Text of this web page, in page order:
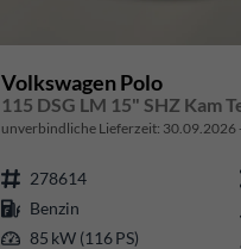
Volkswagen Polo
115 DSG LM 15" SHZ Kam
unverbindliche Lieferzeit: 30.09.2026
278614
Benzin
85 kW (116 PS)